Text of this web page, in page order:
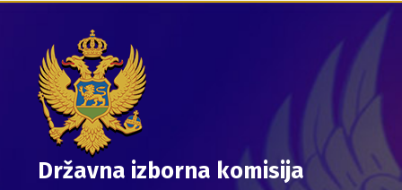
Državna izborna komisija